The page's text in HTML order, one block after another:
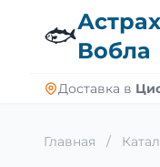
🐟Вобла
Доставка в
Главная /